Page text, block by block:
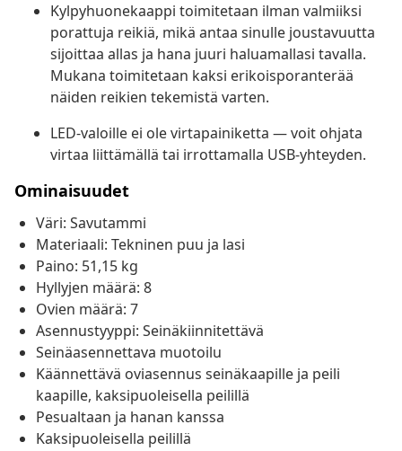
Kylpyhuonekaappi toimitetaan ilman valmiiksi
porattuja reikiä, mikä antaa sinulle joustavuutta
sijoittaa allas ja hana juuri haluamallasi tavalla.
Mukana toimitetaan kaksi erikoisporanterää
näiden reikien tekemistä varten.
LED-valoille ei ole virtapainiketta — voit ohjata
virtaa liittämällä tai irrottamalla USB-yhteyden.
Ominaisuudet
Väri: Savutammi
Materiaali: Tekninen puu ja lasi
Paino: 51,15 kg
Hyllyjen määrä: 8
Ovien määrä: 7
Asennustyyppi: Seinäkiinnitettävä
Seinäasennettava muotoilu
Käännettävä oviasennus seinäkaapille ja peili
kaapille, kaksipuoleisella peilillä
Pesualtaan ja hanan kanssa
Kaksipuoleisella peilillä